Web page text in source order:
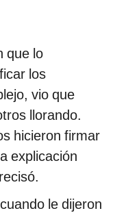
que lo
los
vio que
llorando.
hicieron firmar
explicación
le dijeron